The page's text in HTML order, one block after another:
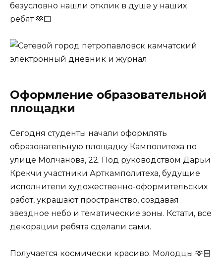
безусловно нашли отклик в душе у наших
ребят 🫶🏻
Оформление образовательной
площадки
Сегодня студенты начали оформлять
образовательную площадку Камполитеха по
улице Молчанова, 22. Под руководством Дарьи
Крекчи участники Арткамполитеха, будущие
исполнители художественно-оформительских
работ, украшают пространство, создавая
звездное небо и тематические зоны. Кстати, все
декорации ребята сделали сами.
Получается космически красиво. Молодцы 🫶🏻